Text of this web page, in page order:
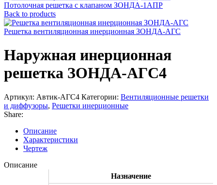
Потолочная решетка с клапаном ЗОНДА-1АПР
Back to products
Решетка вентиляционная инерционная ЗОНДА-АГС
Наружная инерционная
решетка ЗОНДА-АГС4
Артикул: Автик-АГС4 Категории: Вентиляционные решетки
и диффузоры, Решетки инерционные
Share:
Описание
Характеристики
Чертеж
Описание
Назначение